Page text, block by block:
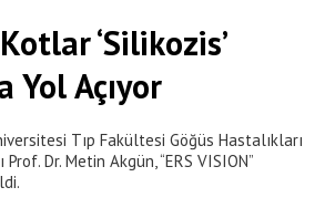
‘Silikozis’
Yol Açıyor
Tıp Fakültesi Göğüs Hastalıkları
Dr. Metin Akgün, “ERS VISION”